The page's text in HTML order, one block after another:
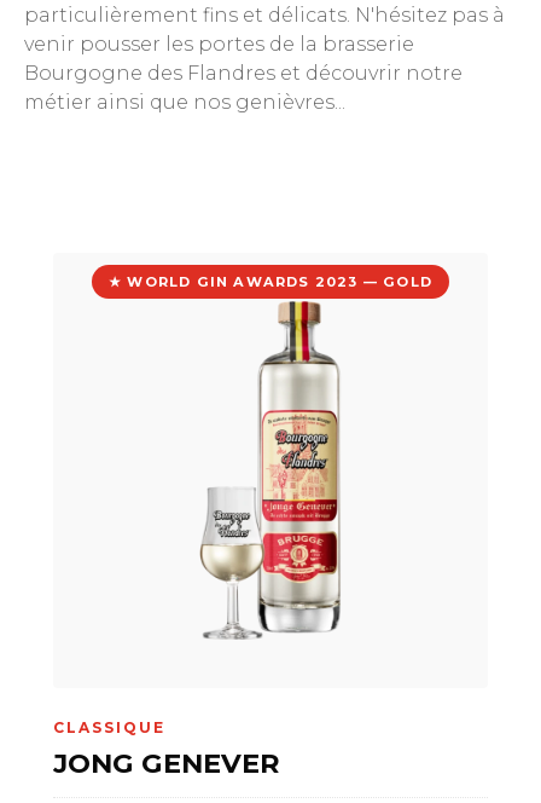
particulièrement fins et délicats. N'hésitez pas à
venir pousser les portes de la brasserie
Bourgogne des Flandres et découvrir notre
métier ainsi que nos genièvres...
★ WORLD GIN AWARDS 2023 — GOLD
CLASSIQUE
JONG GENEVER